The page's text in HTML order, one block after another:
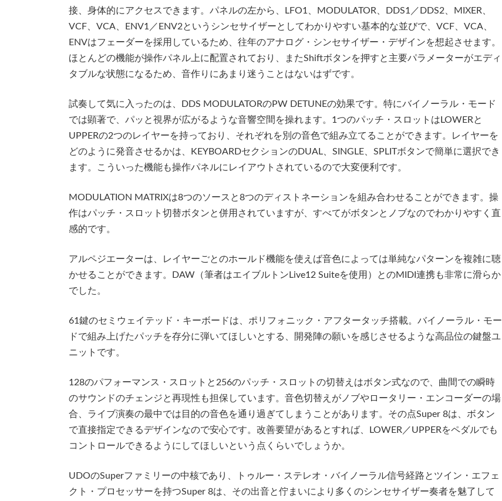
接、身体的にアクセスできます。パネルの左から、LFO1、MODULATOR、DDS1／DDS2、MIXER、
VCF、VCA、ENV1／ENV2というシンセサイザーとしてわかりやすい基本的な並びで、VCF、VCA、
ENVはフェーダーを採用しているため、往年のアナログ・シンセサイザー・デザインを想起させます。
ほとんどの機能が操作パネル上に配置されており、またShiftボタンを押すと主要パラメーターがエディ
タブルな状態になるため、音作りにあまり迷うことはないはずです。
試奏して気に入ったのは、DDS MODULATORのPW DETUNEの効果です。特にバイノーラル・モード
では顕著で、パッと視界が広がるような音響空間を操れます。1つのパッチ・スロットはLOWERと
UPPERの2つのレイヤーを持っており、それぞれを別の音色で組み立てることができます。レイヤーを
どのように発音させるかは、KEYBOARDセクションのDUAL、SINGLE、SPLITボタンで簡単に選択でき
ます。こういった機能も操作パネルにレイアウトされているので大変便利です。
MODULATION MATRIXは8つのソースと8つのディストネーションを組み合わせることができます。操
作はパッチ・スロット切替ボタンと併用されていますが、すべてがボタンとノブなのでわかりやすく直
感的です。
アルペジエーターは、レイヤーごとのホールド機能を使えば音色によっては単純なパターンを複雑に聴
かせることができます。DAW（筆者はエイブルトンLive12 Suiteを使用）とのMIDI連携も非常に滑らか
でした。
61鍵のセミウェイテッド・キーボードは、ポリフォニック・アフタータッチ搭載。バイノーラル・モー
ドで組み上げたパッチを存分に弾いてほしいとする、開発陣の願いを感じさせるような高品位の鍵盤ユ
ニットです。
128のパフォーマンス・スロットと256のパッチ・スロットの切替えはボタン式なので、曲間での瞬時
のサウンドのチェンジと再現性も担保しています。音色切替えがノブやロータリー・エンコーダーの場
合、ライブ演奏の最中では目的の音色を通り過ぎてしまうことがあります。その点Super 8は、ボタン
で直接指定できるデザインなので安心です。改善要望があるとすれば、LOWER／UPPERをペダルでも
コントロールできるようにしてほしいという点くらいでしょうか。
UDOのSuperファミリーの中核であり、トゥルー・ステレオ・バイノーラル信号経路とツイン・エフェ
クト・プロセッサーを持つSuper 8は、その出音と佇まいにより多くのシンセサイザー奏者を魅了して